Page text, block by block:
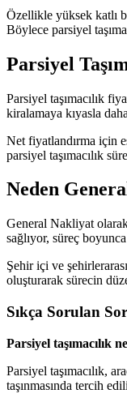
Özellikle yüksek katlı
Böylece parsiyel
Parsiyel
Parsiyel taşımacılık
kiralamaya kıyasla
Net fiyatlandırma için
parsiyel taşımacılık
Neden
General Nakliyat
sağlıyor, süreç
Şehir içi ve
oluşturarak sürecin
Sıkça Sorulan
Parsiyel taşımacılık
Parsiyel taşımacılık,
taşınmasında tercih